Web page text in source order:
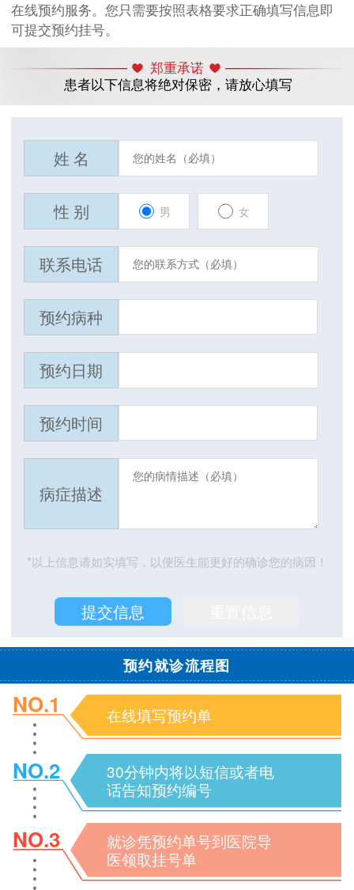
在线预约服务。您只需要按照表格要求正确填写信息即
可提交预约挂号。
郑重承诺
患者以下信息将绝对保密，请放心填写
姓 名
性 别 男 女
联系电话
预约病种
预约日期
预约时间
病症描述
*以上信息请如实填写，以便医生能更好的确诊您的病因！
预约就诊流程图
NO.1 在线填写预约单
NO.2
30分钟内将以短信或者电
话告知预约编号
NO.3
就诊凭预约单号到医院导
医领取挂号单